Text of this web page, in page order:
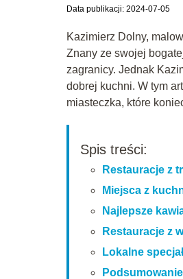
Data publikacji: 2024-07-05
Kazimierz Dolny,
Znany ze swojej
zagranicy. Jednak
dobrej kuchni. W tym
miasteczka, które
Spis treści:
Restauracje z
Miejsca z
Najlepsze
Restauracje z
Lokalne